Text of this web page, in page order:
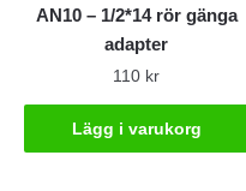
AN10 – 1/2*14 rör gänga
adapter
110 kr
Lägg i varukorg